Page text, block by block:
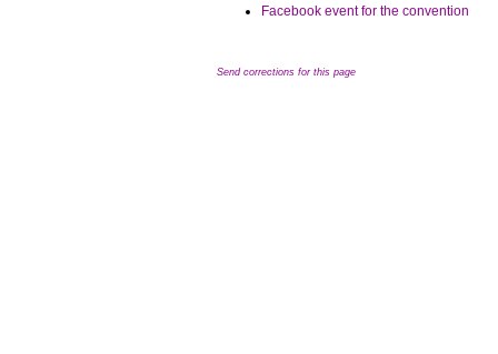
Facebook event for the convention
Send corrections for this page